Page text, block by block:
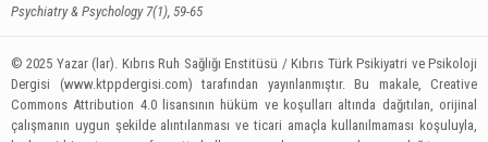
Psychiatry & Psychology 7(1), 59-65
© 2025 Yazar (lar). Kıbrıs Ruh Sağlığı Enstitüsü / Kıbrıs Türk Psikiyatri ve Psikoloji
Dergisi (www.ktppdergisi.com) tarafından yayınlanmıştır. Bu makale, Creative
Commons Attribution 4.0 lisansının hüküm ve koşulları altında dağıtılan, orijinal
çalışmanın uygun şekilde alıntılanması ve ticari amaçla kullanılmaması koşuluyla,